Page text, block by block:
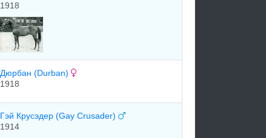
1918
Дюрбан (Durban)
1918
Гэй Крусэдер (Gay Crusader)
1914